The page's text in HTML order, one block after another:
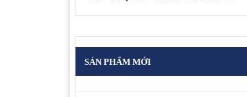
SẢN PHẨM MỚI